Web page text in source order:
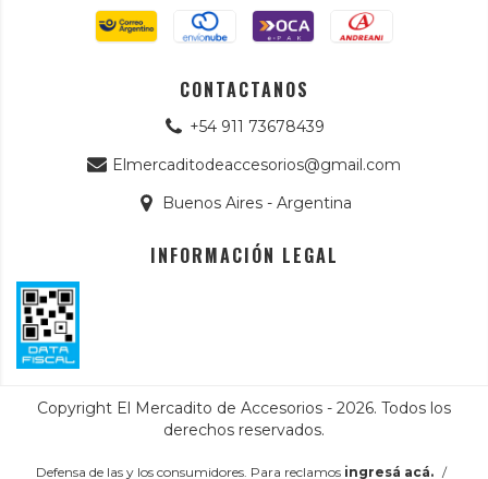
CONTACTANOS
+54 911 73678439
Elmercaditodeaccesorios@gmail.com
Buenos Aires - Argentina
INFORMACIÓN LEGAL
Copyright El Mercadito de Accesorios - 2026. Todos los
derechos reservados.
Defensa de las y los consumidores. Para reclamos ingresá acá. /